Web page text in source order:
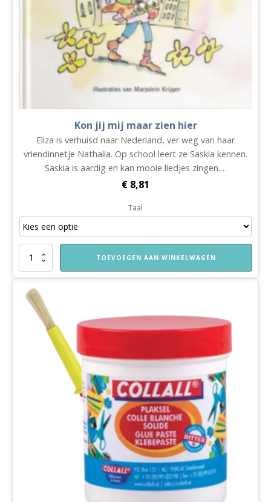
Kon jij mij maar zien hier
Eliza is verhuisd naar Nederland, ver weg van haar
vriendinnetje Nathalia. Op school leert ze Saskia kennen.
Saskia is aardig en kan mooie liedjes zingen.…
€ 8,81
Taal
Kon
mij
maar
zien
TOEVOEGEN AAN WINKELWAGEN